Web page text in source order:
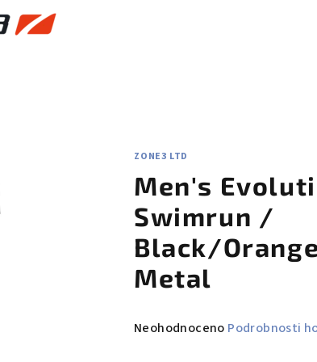
ZONE3 LTD
Men's
Swimrun /
Black/
Metal
Průměrné
Neohodnoceno Podrobnosti